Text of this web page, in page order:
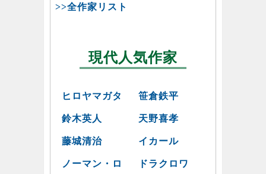
>>全作家リスト
現代人気作家
ヒロヤマガタ 笹倉鉄平
鈴木英人 天野喜孝
藤城清治 イカール
ノーマン・ロ
ドラクロワ